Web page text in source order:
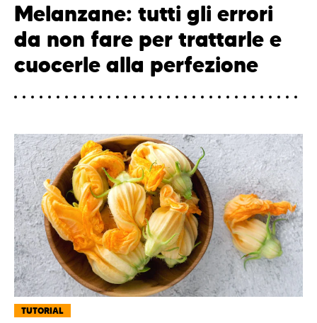
Melanzane: tutti gli errori
da non fare per trattarle e
cuocerle alla perfezione
TUTORIAL